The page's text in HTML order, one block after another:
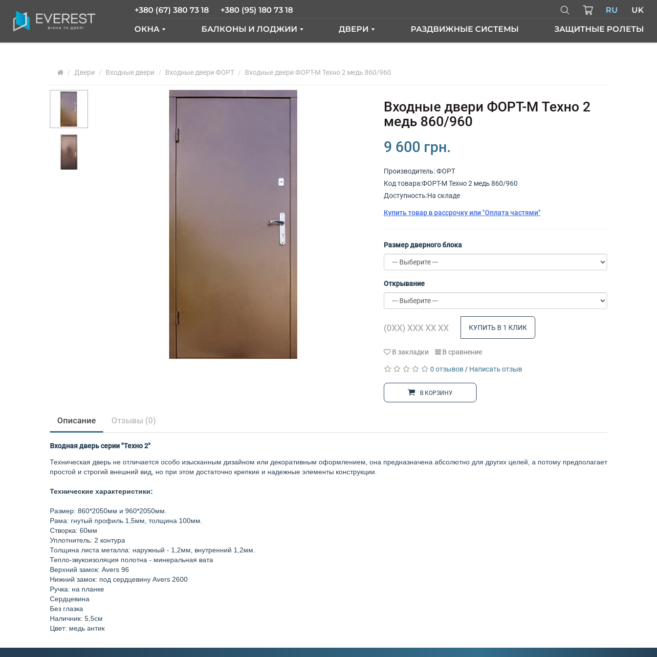
+380 (67) 380 73 18 +380 (95) 180 73 18 RU UK
ОКНА
ОКНА SALAMANDER
ОКНА WDS
БАЛКОНЫ И ЛОДЖИИ
БАЛКОН С ВЫНОСОМ
ДВЕРИ
МЕЖКОМНАТНЫЕ ДВЕРИ
РАЗДВИЖНЫЕ СИСТЕМЫ ЗАЩИТНЫЕ РОЛЕТЫ
Двери Входные двери Входные двери ФОРТ Входные двери ФОРТ-М Техно 2 медь 860/960
Входные двери ФОРТ-М Техно 2
медь 860/960
9 600 грн.
Производитель:ФОРТ
Код товарa:ФОРТ-М Техно 2 медь 860/960
Доступность:На складе
Купить товар в рассрочку или "Оплата частями"
Размер дверного блока
Открывание
КУПИТЬ В 1 КЛИК
В закладки В сравнение
0 отзывов/ Написать отзыв
В КОРЗИНУ
Описание Отзывы (0)
Входная дверь серии "Техно 2"
Техническая дверь не отличается особо изысканным дизайном или декоративным оформлением, она предназначена абсолютно для других целей, а потому предполагает
простой и строгий внешний вид, но при этом достаточно крепкие и надежные элементы конструкции.
Технические характеристики:
Размер: 860*2050мм и 960*2050мм.
Рама: гнутый профиль 1,5мм, толщина 100мм.
Створка: 60мм
Уплотнитель: 2 контура
Толщина листа металла: наружный - 1,2мм, внутренний 1,2мм.
Тепло-звукоизоляция полотна - минеральная вата
Верхний замок: Avers 96
Нижний замок: под сердцевину Avers 2600
Ручка: на планке
Сердцевина
Без глазка
Наличник: 5,5см
Цвет: медь антик